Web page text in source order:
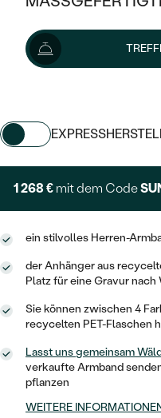
KLASSISCH
MEMOIRE
V-FORM
VINTAGE
GEHÄMMERTE
VON HAND
MIT FÜLLUNG
IM SET
MIT MEHREREN
HALO
VINTAGE
IM SET
GESTALTE EINEN RING
WÄHLE EINEN
LAB GROWN
EINFASSEN
AUSVERKAUF
WENN
NACH TYP
RINGE
ANHÄNGER /
ARMBÄNDER
SCHMUCKSET
SCHMUCK FÜR
PLATIN
OHRSTECKER
HERZ
KINDER
PIERCINGS
GOLD
SILBER
SOLITÄR
ZUR GEBURT
PERSONALISIERT
MIT
MINIMALISTISCH
MEDAILLON
AUSVERKAUF
GOLD
PLATIN
MEMOIRE
STATEMENT
SIEGELRINGE
1 409 €
1 268 € mit dem Code
ein stilvolles Herren-
der Anhänger aus
Platz für eine Gravur nach
Sie können zwischen 4
recycelten PET-Flaschen
Lasst uns gemeinsam
verkaufte Armband
pflanzen
WEITERE